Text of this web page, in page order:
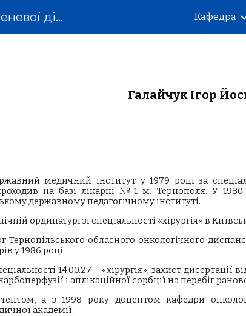
Кафедра онкології, променевої діагностики і терапії та радіаційної медицини Кафедра
Галайчук Ігор
медичний інститут у 1979 році за
проходив на базі лікарні №1 м. Тернополя. У
державному педагогічному інституті.
ординатурі зі спеціальності «хірургія» в
Тернопільського обласного онкологічного
у 1986 році.
14.00.27 – «хірургія»; захист
і аплікаційної сорбції на перебіг
а з 1998 року доцентом кафедри
академії.